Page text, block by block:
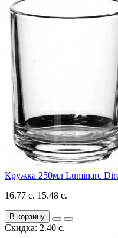
Кружка 250мл Luminarc
16.77 с. 15.48 с.
В корзину
Скидка: 2.40 с.